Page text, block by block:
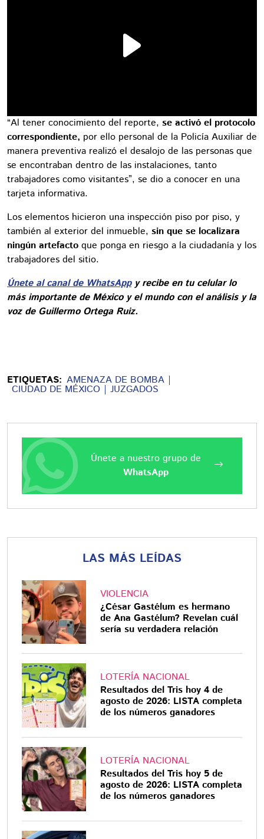
“Al tener conocimiento del reporte, se activó el protocolo
correspondiente, por ello personal de la Policía Auxiliar de
manera preventiva realizó el desalojo de las personas que
se encontraban dentro de las instalaciones, tanto
trabajadores como visitantes”, se dio a conocer en una
tarjeta informativa.
Los elementos hicieron una inspección piso por piso, y
también al exterior del inmueble, sin que se localizara
ningún artefacto que ponga en riesgo a la ciudadanía y los
trabajadores del sitio.
Únete al canal de WhatsAppy recibe en tu celular lo
más importante de México y el mundo con el análisis y la
voz de Guillermo Ortega Ruiz.
ETIQUETAS: AMENAZA DE BOMBA
CIUDAD DE MÉXICO JUZGADOS
Únete a nuestro grupo de
WhatsApp
LAS MÁS LEÍDAS
VIOLENCIA
¿César Gastélum es hermano
de Ana Gastélum? Revelan cuál
sería su verdadera relación
LOTERÍA NACIONAL
Resultados del Tris hoy 4 de
agosto de 2026: LISTA completa
de los números ganadores
LOTERÍA NACIONAL
Resultados del Tris hoy 5 de
agosto de 2026: LISTA completa
de los números ganadores